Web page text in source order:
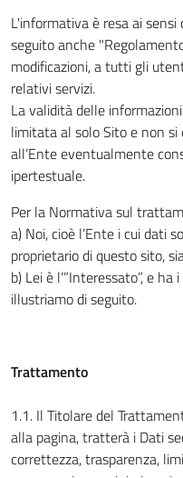
L'informativa è resa ai
seguito anche
modificazioni, a tutti gli
relativi servizi.
La validità delle
limitata al solo Sito e non
all’Ente eventualmente
ipertestuale.
Per la Normativa sul
a) Noi, cioè l’Ente i cui dati
proprietario di questo sito,
b) Lei è l’”Interessato”, e
illustriamo di seguito.
Trattamento
1.1. Il Titolare del
alla pagina, tratterà i Dati
correttezza, trasparenza,